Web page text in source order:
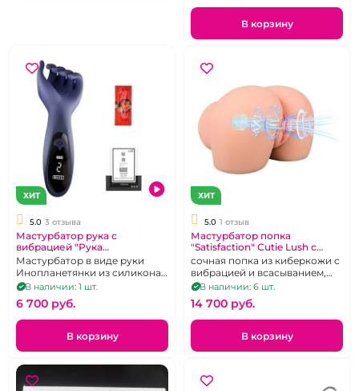
В корзину
ХИТ
5.0 3 отзыва
Мастурбатор рука с
вибрацией "Рука
Незнакомки"
Мастурбатор в виде руки
Инопланетянки из силикона,
перезаряжаемый, 9 режимов
В наличии: 1 шт.
6 700 pуб.
В корзину
ХИТ
5.0 1 отзыв
Мастурбатор попка
"Satisfaction" Сutie Lush с
вибрацией и всасыванием
сочная попка из киберкожи с
вибрацией и всасыванием,
голосовое сопровождение,
перезаряжаемая
В наличии: 6 шт.
14 700 pуб.
В корзину